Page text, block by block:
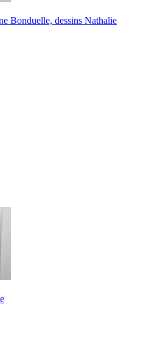
Bonduelle, dessins Nathalie